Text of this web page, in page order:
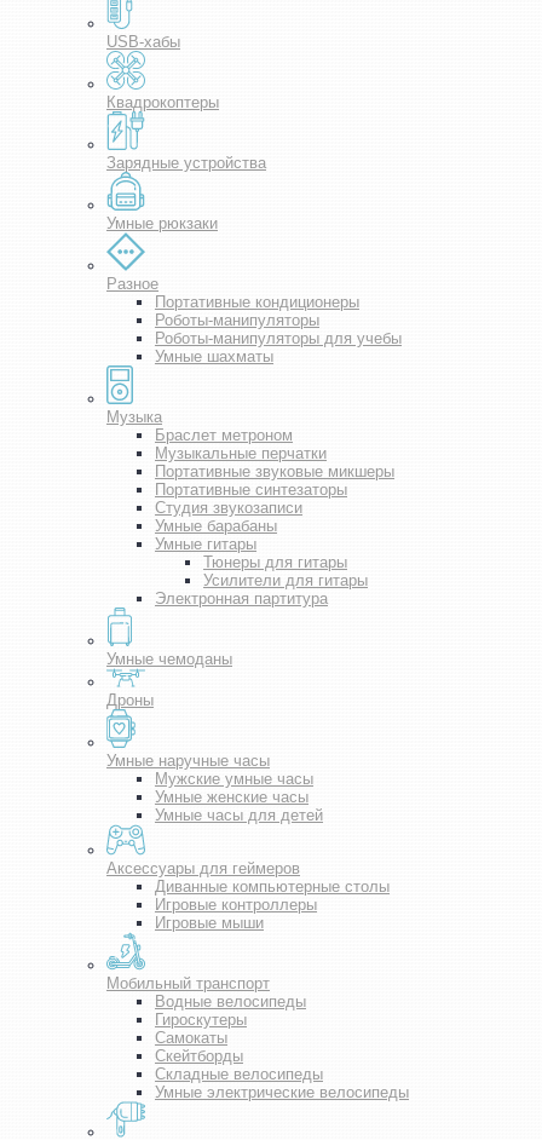
USB-хабы
Квадрокоптеры
Зарядные устройства
Умные рюкзаки
Разное
Портативные кондиционеры
Роботы-манипуляторы
Роботы-манипуляторы для учебы
Умные шахматы
Музыка
Браслет метроном
Музыкальные перчатки
Портативные звуковые микшеры
Портативные синтезаторы
Студия звукозаписи
Умные барабаны
Умные гитары
Тюнеры для гитары
Усилители для гитары
Электронная партитура
Умные чемоданы
Дроны
Умные наручные часы
Мужские умные часы
Умные женские часы
Умные часы для детей
Аксессуары для геймеров
Диванные компьютерные столы
Игровые контроллеры
Игровые мыши
Мобильный транспорт
Водные велосипеды
Гироскутеры
Самокаты
Скейтборды
Складные велосипеды
Умные электрические велосипеды